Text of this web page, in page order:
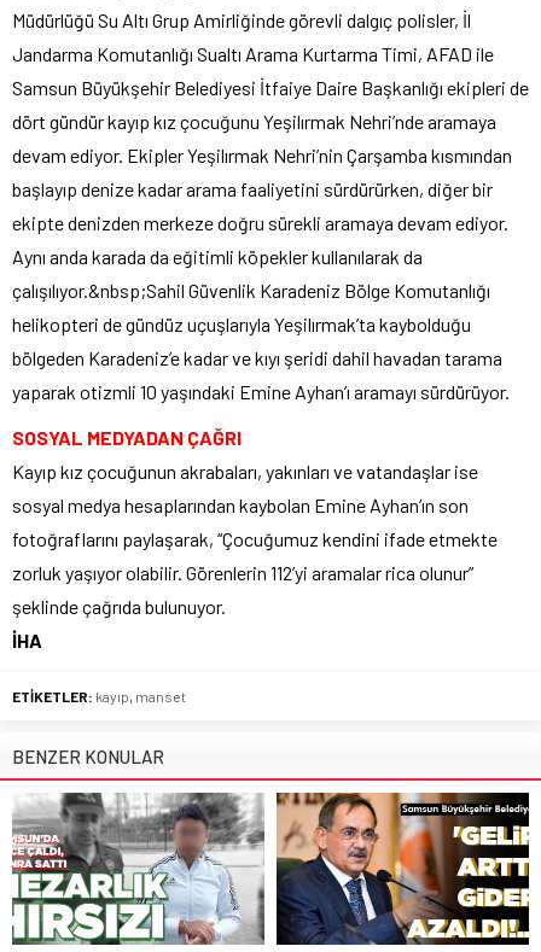
Müdürlüğü Su Altı Grup Amirliğinde görevli dalgıç polisler, İl
Jandarma Komutanlığı Sualtı Arama Kurtarma Timi, AFAD ile
Samsun Büyükşehir Belediyesi İtfaiye Daire Başkanlığı ekipleri de
dört gündür kayıp kız çocuğunu Yeşilırmak Nehri’nde aramaya
devam ediyor. Ekipler Yeşilırmak Nehri’nin Çarşamba kısmından
başlayıp denize kadar arama faaliyetini sürdürürken, diğer bir
ekipte denizden merkeze doğru sürekli aramaya devam ediyor.
Aynı anda karada da eğitimli köpekler kullanılarak da
çalışılıyor.&nbsp;Sahil Güvenlik Karadeniz Bölge Komutanlığı
helikopteri de gündüz uçuşlarıyla Yeşilırmak’ta kaybolduğu
bölgeden Karadeniz’e kadar ve kıyı şeridi dahil havadan tarama
yaparak otizmli 10 yaşındaki Emine Ayhan’ı aramayı sürdürüyor.
SOSYAL MEDYADAN ÇAĞRI
Kayıp kız çocuğunun akrabaları, yakınları ve vatandaşlar ise
sosyal medya hesaplarından kaybolan Emine Ayhan’ın son
fotoğraflarını paylaşarak, “Çocuğumuz kendini ifade etmekte
zorluk yaşıyor olabilir. Görenlerin 112’yi aramalar rica olunur”
şeklinde çağrıda bulunuyor.
İHA
ETİKETLER: kayıp, manset
BENZER KONULAR